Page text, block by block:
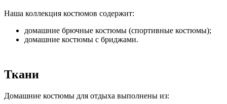
Наша коллекция костюмов содержит:
домашние брючные костюмы (спортивные костюмы);
домашние костюмы с бриджами.
Ткани
Домашние костюмы для отдыха выполнены из: